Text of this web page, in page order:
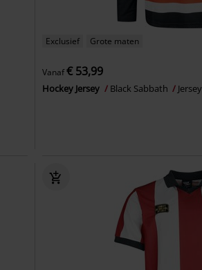
Exclusief Grote maten
Vanaf€ 53,99
Hockey Jersey Black Sabbath Jersey